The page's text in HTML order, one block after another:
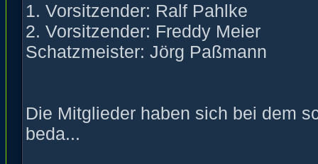
1. Vorsitzender: Ralf Pahlke
2. Vorsitzender: Freddy Meier
Schatzmeister: Jörg Paßmann
Die Mitglieder haben sich bei dem
beda...